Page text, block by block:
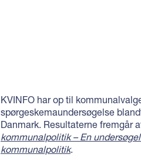
KVINFO har op til
spørgeskemaundersøgelse
Danmark. Resultaterne fremgår
kommunalpolitik – En
kommunalpolitik.